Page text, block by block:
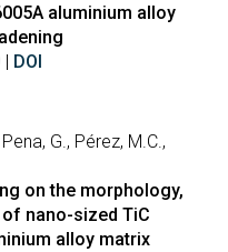
aluminium alloy
| DOI
G., Pérez, M.C.,
on the morphology,
nano-sized TiC
alloy matrix